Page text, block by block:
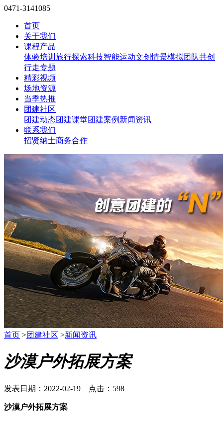
0471-3141085
首页
关于我们
课程产品
体验培训 旅行探索科技智能运动文创情景模拟团队共创
行走专题
精彩视频
场地资源
当季热推
团建社区
团建动态团建课堂团建案例 新闻资讯
联系我们
招贤纳士商务合作
首页 >团建社区 >新闻资讯
沙漠户外拓展方案
发表日期：2022-02-19 点击：598
沙漠户外拓展方案